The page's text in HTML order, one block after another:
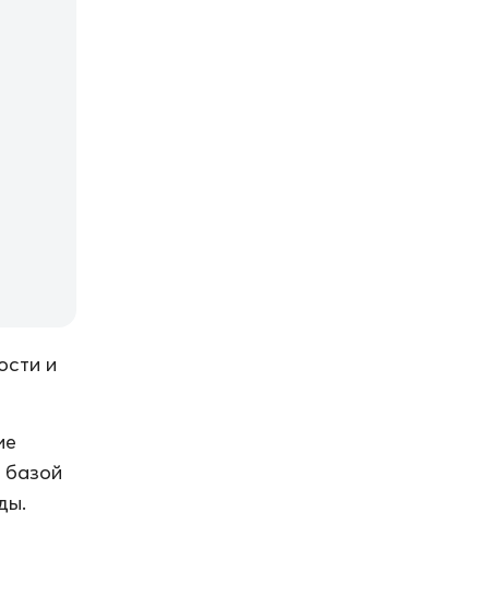
и
базой